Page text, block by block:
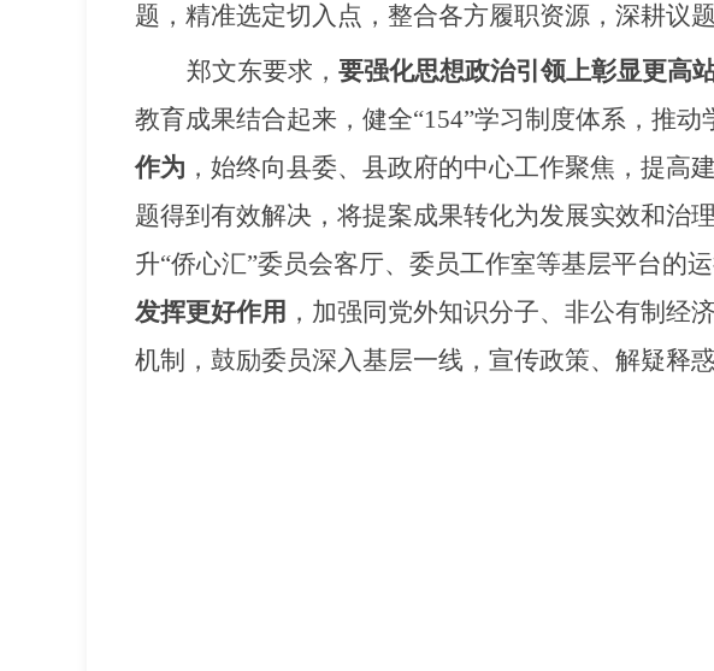
题，精准选定切入点，整合各方履职资源，深耕议
郑文东要求， 要强化思想政治引领上彰显更高
教育成果结合起来，健全“154”学习制度体系，推动
作为 ，始终向县委、县政府的中心工作聚焦，提高
题得到有效解决，将提案成果转化为发展实效和治理
升“侨心汇”委员会客厅、委员工作室等基层平台的
发挥更好作用 ，加强同党外知识分子、非公有制经
机制，鼓励委员深入基层一线，宣传政策、解疑释惑